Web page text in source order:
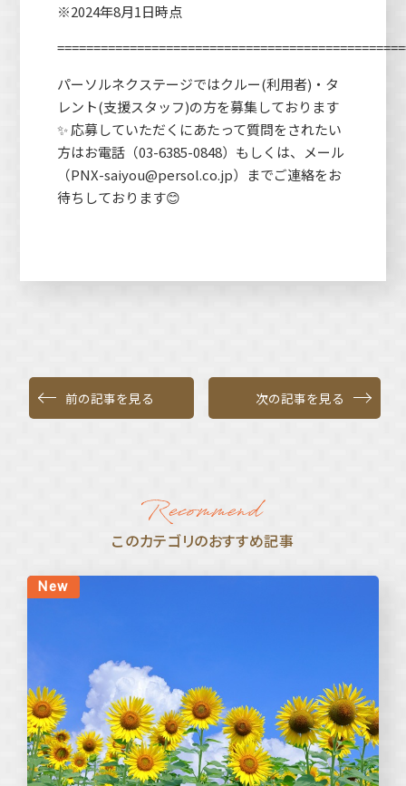
※2024年8月1日時点
パーソルネクステージではクルー(利用者)・タ
レント(支援スタッフ)の方を募集しております
✨ 応募していただくにあたって質問をされたい
方はお電話（03-6385-0848）もしくは、メール
（PNX-saiyou@persol.co.jp）までご連絡をお
待ちしております😊
前の記事を見る 次の記事を見る
このカテゴリのおすすめ記事